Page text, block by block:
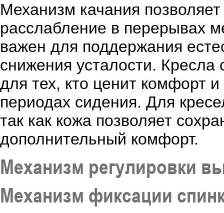
Механизм качания
расслабление в перерывах
важен для поддержания
снижения усталости.
для тех, кто ценит комфорт
периодах сидения. Для
так как кожа позволяет
дополнительный комфорт.
Механизм регулировки
Механизм фиксации